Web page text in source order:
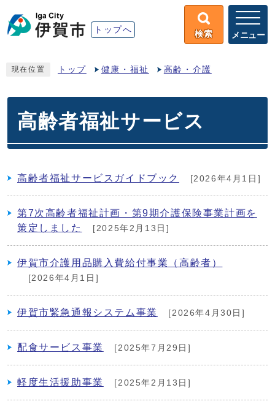
トップへ 検索 メニュー
現在位置 トップ 健康・福祉 高齢・介護
高齢者福祉サービス
高齢者福祉サービスガイドブック [2026年4月1日]
第7次高齢者福祉計画・第9期介護保険事業計画を
策定しました
[2025年2月13日]
伊賀市介護用品購入費給付事業（高齢者）
[2026年4月1日]
伊賀市緊急通報システム事業 [2026年4月30日]
配食サービス事業 [2025年7月29日]
軽度生活援助事業 [2025年2月13日]